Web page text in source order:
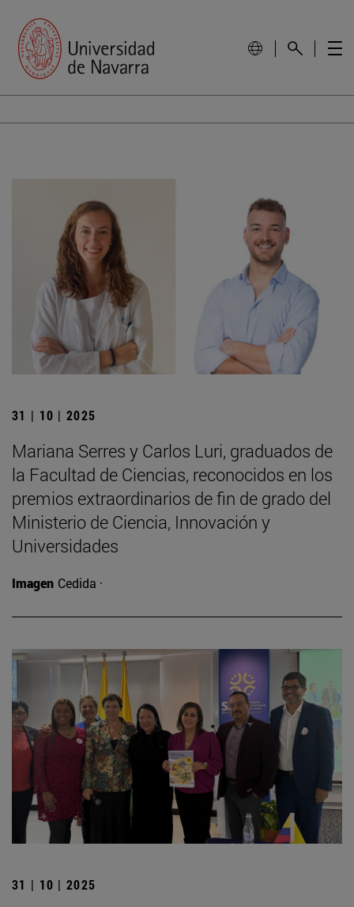
31 | 10 | 2025
Mariana Serres y Carlos Luri, graduados de
la Facultad de Ciencias, reconocidos en los
premios extraordinarios de fin de grado del
Ministerio de Ciencia, Innovación y
Universidades
Imagen Cedida ·
31 | 10 | 2025